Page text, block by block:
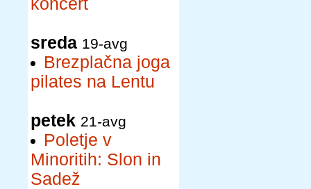
koncert
sreda 19-avg
Brezplačna joga
pilates na Lentu
petek 21-avg
Poletje v
Minoritih: Slon in
Sadež